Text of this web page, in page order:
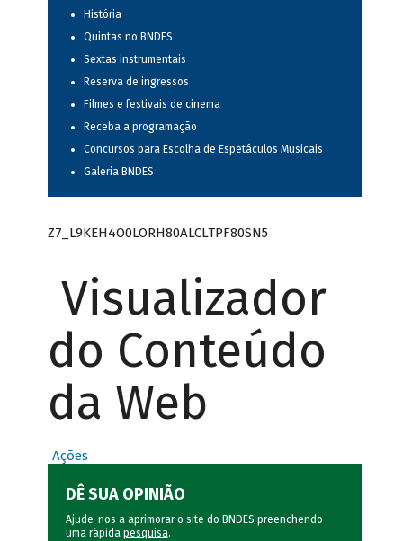
História
Quintas no BNDES
Sextas instrumentais
Reserva de ingressos
Filmes e festivais de cinema
Receba a programação
Concursos para Escolha de Espetáculos Musicais
Galeria BNDES
Z7_L9KEH4O0LORH80ALCLTPF80SN5
Visualizador
do Conteúdo
da Web
Ações
DÊ SUA OPINIÃO
Ajude-nos a aprimorar o site do BNDES preenchendo
uma rápida pesquisa.